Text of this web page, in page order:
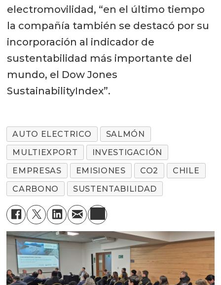
electromovilidad, “en el último tiempo
la compañía también se destacó por su
incorporación al indicador de
sustentabilidad más importante del
mundo, el Dow Jones
SustainabilityIndex”.
AUTO ELECTRICO
SALMÓN
MULTIEXPORT
INVESTIGACIÓN
EMPRESAS
EMISIONES CO2
CHILE
CARBONO
SUSTENTABILIDAD